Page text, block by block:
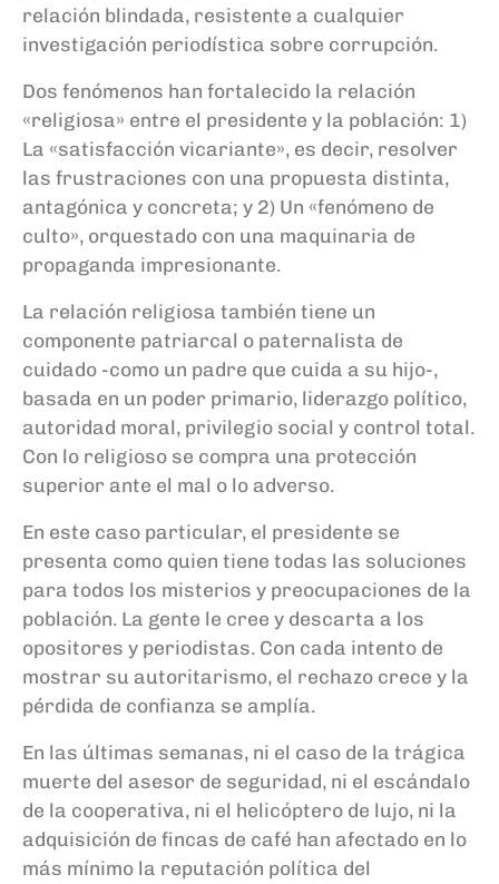
relación blindada, resistente a cualquier
investigación periodística sobre corrupción.
Dos fenómenos han fortalecido la relación
«religiosa» entre el presidente y la población: 1)
La «satisfacción vicariante», es decir, resolver
las frustraciones con una propuesta distinta,
antagónica y concreta; y 2) Un «fenómeno de
culto», orquestado con una maquinaria de
propaganda impresionante.
La relación religiosa también tiene un
componente patriarcal o paternalista de
cuidado -como un padre que cuida a su hijo-,
basada en un poder primario, liderazgo político,
autoridad moral, privilegio social y control total.
Con lo religioso se compra una protección
superior ante el mal o lo adverso.
En este caso particular, el presidente se
presenta como quien tiene todas las soluciones
para todos los misterios y preocupaciones de la
población. La gente le cree y descarta a los
opositores y periodistas. Con cada intento de
mostrar su autoritarismo, el rechazo crece y la
pérdida de confianza se amplía.
En las últimas semanas, ni el caso de la trágica
muerte del asesor de seguridad, ni el escándalo
de la cooperativa, ni el helicóptero de lujo, ni la
adquisición de fincas de café han afectado en lo
más mínimo la reputación política del